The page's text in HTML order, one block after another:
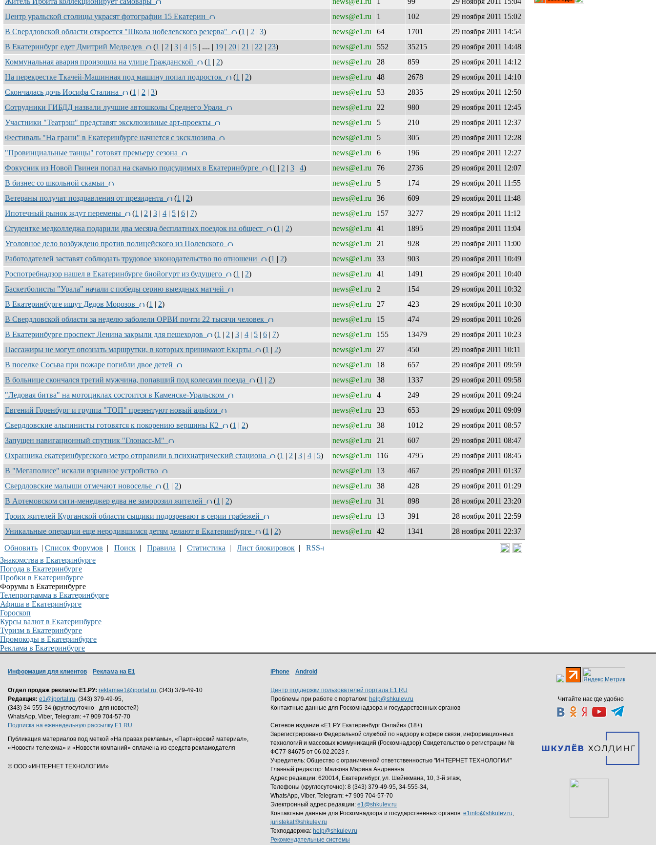
Центр уральской столицы украсят фотографии 15 Екатерин
news@e1.ru 1 102
29 ноября 2011 15:02
В Свердловской области откроется "Школа нобелевского резерва"
(1 | 2 | 3) news@e1.ru 64 1701
29 ноября 2011 14:54
В Екатеринбург едет Дмитрий Медведев
(1 | 2 | 3 | 4 | 5 | .... | 19 | 20 | 21 | 22 | 23) news@e1.ru 552 35215
29 ноября 2011 14:48
Коммунальная авария произошла на улице Гражданской
(1 | 2) news@e1.ru 28 859
29 ноября 2011 14:12
На перекрестке Ткачей-Машинная под машину попал подросток
(1 | 2) news@e1.ru 48 2678
29 ноября 2011 14:10
Скончалась дочь Иосифа Сталина
(1 | 2 | 3) news@e1.ru 53 2835
29 ноября 2011 12:50
Сотрудники ГИБДД назвали лучшие автошколы Среднего Урала
news@e1.ru 22 980
29 ноября 2011 12:45
Участники "Театрэш" представят эксклюзивные арт-проекты
news@e1.ru 5 210
29 ноября 2011 12:37
Фестиваль "На грани" в Екатеринбурге начнется с эксклюзива
news@e1.ru 5 305
29 ноября 2011 12:28
"Провинциальные танцы" готовят премьеру сезона
news@e1.ru 6 196
29 ноября 2011 12:27
Фокусник из Новой Гвинеи попал на скамью подсудимых в Екатеринбурге
(1 | 2 | 3 | 4) news@e1.ru 76 2736
29 ноября 2011 12:07
В бизнес со школьной скамьи
news@e1.ru 5 174
29 ноября 2011 11:55
Ветераны получат поздравления от президента
(1 | 2) news@e1.ru 36 609
29 ноября 2011 11:48
Ипотечный рынок ждут перемены
(1 | 2 | 3 | 4 | 5 | 6 | 7) news@e1.ru 157 3277
29 ноября 2011 11:12
Студентке медколледжа подарили два месяца бесплатных поездок на общест
(1 | 2) news@e1.ru 41 1895
29 ноября 2011 11:04
Уголовное дело возбуждено против полицейского из Полевского
news@e1.ru 21 928
29 ноября 2011 11:00
Работодателей заставят соблюдать трудовое законодательство по отношени
(1 | 2) news@e1.ru 33 903
29 ноября 2011 10:49
Роспотребнадзор нашел в Екатеринбурге биойогурт из будущего
(1 | 2) news@e1.ru 41 1491
29 ноября 2011 10:40
Баскетболисты "Урала" начали с победы серию выездных матчей
news@e1.ru 2 154
29 ноября 2011 10:32
В Екатеринбурге ищут Дедов Морозов
(1 | 2) news@e1.ru 27 423
29 ноября 2011 10:30
В Свердловской области за неделю заболели ОРВИ почти 22 тысячи человек
news@e1.ru 15 474
29 ноября 2011 10:26
В Екатеринбурге проспект Ленина закрыли для пешеходов
(1 | 2 | 3 | 4 | 5 | 6 | 7) news@e1.ru 155 13479
29 ноября 2011 10:23
Пассажиры не могут опознать маршрутки, в которых принимают Екарты
(1 | 2) news@e1.ru 27 450
29 ноября 2011 10:11
В поселке Сосьва при пожаре погибли двое детей
news@e1.ru 18 657
29 ноября 2011 09:59
В больнице скончался третий мужчина, попавший под колесами поезда
(1 | 2) news@e1.ru 38 1337
29 ноября 2011 09:58
"Ледовая битва" на мотоциклах состоится в Каменске-Уральском
news@e1.ru 4 249
29 ноября 2011 09:24
Евгений Горенбург и группа "ТОП" презентуют новый альбом
news@e1.ru 23 653
29 ноября 2011 09:09
Свердловские альпинисты готовятся к покорению вершины К2
(1 | 2) news@e1.ru 38 1012
29 ноября 2011 08:57
Запущен навигационный спутник "Глонасс-М"
news@e1.ru 21 607
29 ноября 2011 08:47
Охранника екатеринбургского метро отправили в психиатрический стациона
(1 | 2 | 3 | 4 | 5) news@e1.ru 116 4795
29 ноября 2011 08:45
В "Мегаполисе" искали взрывное устройство
news@e1.ru 13 467
29 ноября 2011 01:37
Свердловские малыши отмечают новоселье
(1 | 2) news@e1.ru 38 428
29 ноября 2011 01:29
В Артемовском сити-менеджер едва не заморозил жителей
(1 | 2) news@e1.ru 31 898
28 ноября 2011 23:20
Троих жителей Курганской области сыщики подозревают в серии грабежей
news@e1.ru 13 391
28 ноября 2011 22:59
Уникальные операции еще неродившимся детям делают в Екатеринбурге
(1 | 2) news@e1.ru 42 1341
28 ноября 2011 22:37
Обновить | Список Форумов | Поиск | Правила | Статистика | Лист блокировок |
Знакомства в Екатеринбурге
Погода в Екатеринбурге
Пробки в Екатеринбурге
Форумы в Екатеринбурге
Телепрограмма в Екатеринбурге
Афиша в Екатеринбурге
Гороскоп
Курсы валют в Екатеринбурге
Туризм в Екатеринбурге
Промокоды в Екатеринбурге
Реклама в Екатеринбурге
Читайте нас где удобно
Информация для клиентов Реклама на Е1
Отдел продаж рекламы Е1.РУ: reklamae1@iportal.ru, (343) 379-49-10
Редакция: e1@iportal.ru, (343) 379-49-95,
(343) 34-555-34 (круглосуточно - для новостей)
WhatsApp, Viber, Telegram: +7 909 704-57-70
Подписка на еженедельную рассылку E1.RU
Публикация материалов под меткой «На правах рекламы», «Партнёрский материал»,
«Новости телекома» и «Новости компаний» оплачена из средств рекламодателя
© ООО «ИНТЕРНЕТ ТЕХНОЛОГИИ»
iPhone Android
Центр поддержки пользователей портала E1.RU
Проблемы при работе с порталом: help@shkulev.ru
Контактные данные для Роскомнадзора и государственных органов
Сетевое издание «Е1.РУ Екатеринбург Онлайн» (18+)
Зарегистрировано Федеральной службой по надзору в сфере связи, информационных
технологий и массовых коммуникаций (Роскомнадзор) Свидетельство о регистрации №
ФС77-84675 от 06.02.2023 г.
Учредитель: Общество с ограниченной ответственностью "ИНТЕРНЕТ ТЕХНОЛОГИИ"
Главный редактор: Малкова Марина Андреевна
Адрес редакции: 620014, Екатеринбург, ул. Шейнкмана, 10, 3-й этаж,
Телефоны (круглосуточно): 8 (343) 379-49-95, 34-555-34,
WhatsApp, Viber, Telegram: +7 909 704-57-70
Электронный адрес редакции: e1@shkulev.ru
Контактные данные для Роскомнадзора и государственных органов: e1info@shkulev.ru,
juristekat@shkulev.ru
Техподдержка: help@shkulev.ru
Рекомендательные системы